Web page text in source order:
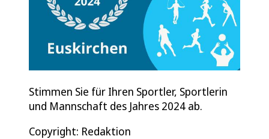
Stimmen Sie für Ihren Sportler, Sportlerin
und Mannschaft des Jahres 2024 ab.
Copyright: Redaktion